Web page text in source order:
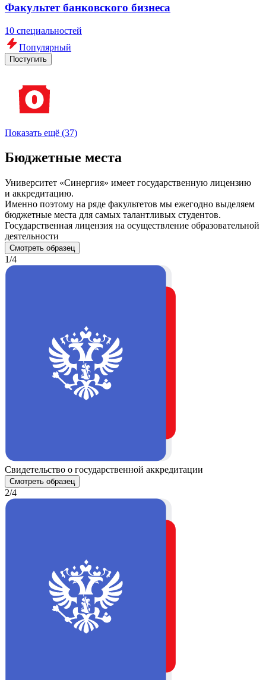
Факультет банковского бизнеса
10 специальностей
Популярный
Поступить
Показать ещё (37)
Бюджетные места
Университет «Синергия» имеет государственную лицензию
и аккредитацию.
Именно поэтому на ряде факультетов мы ежегодно выделяем
бюджетные места для самых талантливых студентов.
Государственная лицензия на осуществление образовательной
деятельности
Смотреть образец
1/4
Свидетельство о государственной аккредитации
Смотреть образец
2/4